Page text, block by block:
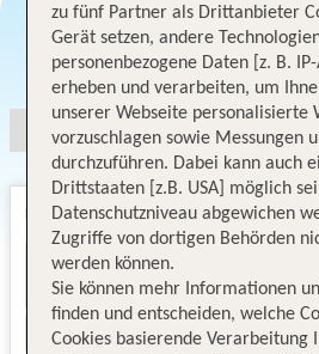
zu fünf Partner als Drittanbieter
Gerät setzen, andere
personenbezogene Daten [z. B.
erheben und verarbeiten, um
unserer Webseite personalisierte
vorzuschlagen sowie Messungen
durchzuführen. Dabei kann auch
Drittstaaten [z.B. USA] möglich
Datenschutzniveau abgewichen
Zugriffe von dortigen Behörden
werden können.
Sie können mehr Informationen
finden und entscheiden, welche
Cookies basierende Verarbeitung